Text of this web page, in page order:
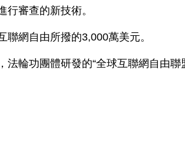
審查的新技術。
網自由所撥的3,000萬美元。
輪功團體研發的“全球互聯網自由聯